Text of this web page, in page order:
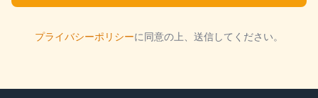
プライバシーポリシーに同意の上、送信してください。